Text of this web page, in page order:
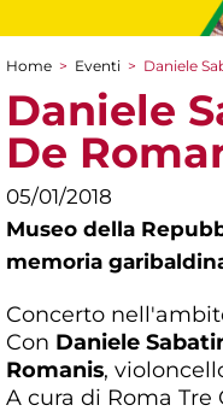
Tu sei qui
Home > Eventi > Daniele
Daniele
De
05/01/2018
Museo della
memoria
Concerto
Con Daniele
Romanis,
A cura di Roma Tre